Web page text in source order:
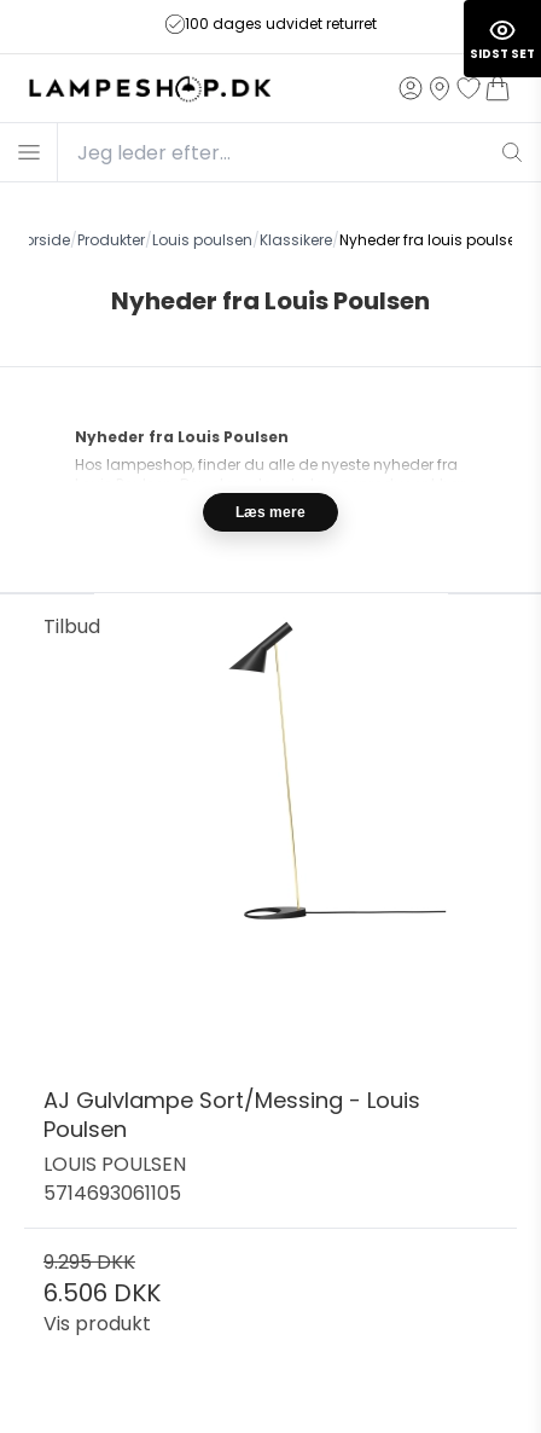
100 dages udvidet returret
Forside/Produkter/Louis poulsen/Klassikere/Nyheder fra louis poulsen
Nyheder fra Louis Poulsen
Nyheder fra Louis Poulsen
Hos lampeshop, finder du alle de nyeste nyheder fra
løbende samarbejde med nye og talentfulde
designere. Sammen skaber de fremtidens Belysning
løbende at forny sig. Resultatet ser du lige her under.
Læs mere
Tilbud
AJ Gulvlampe Sort/Messing - Louis
Poulsen
LOUIS POULSEN
5714693061105
9.295 DKK
6.506 DKK
Vis produkt
SIDST SET